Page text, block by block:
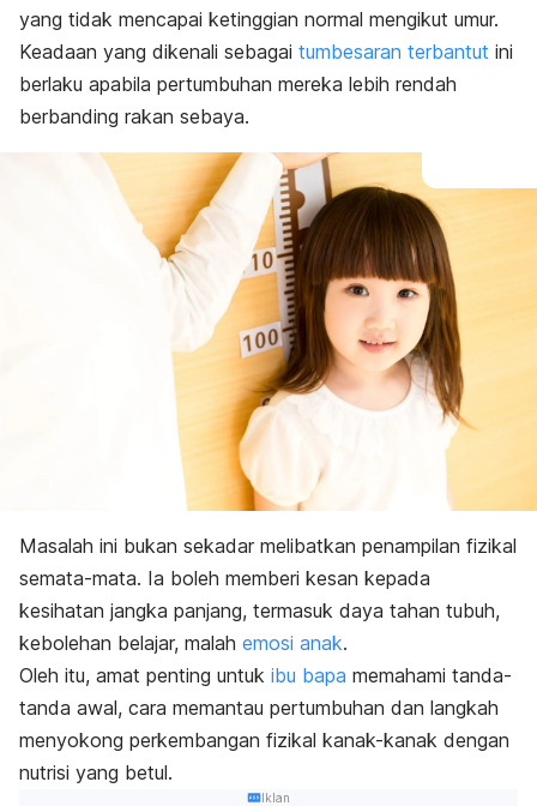
yang tidak mencapai ketinggian normal mengikut umur.
Keadaan yang dikenali sebagai tumbesaran terbantut ini
berlaku apabila pertumbuhan mereka lebih rendah
berbanding rakan sebaya.
Masalah ini bukan sekadar melibatkan penampilan fizikal
semata-mata. Ia boleh memberi kesan kepada
kesihatan jangka panjang, termasuk daya tahan tubuh,
kebolehan belajar, malah emosi anak.
Oleh itu, amat penting untuk ibu bapa memahami tanda-
tanda awal, cara memantau pertumbuhan dan langkah
menyokong perkembangan fizikal kanak-kanak dengan
nutrisi yang betul.
Iklan